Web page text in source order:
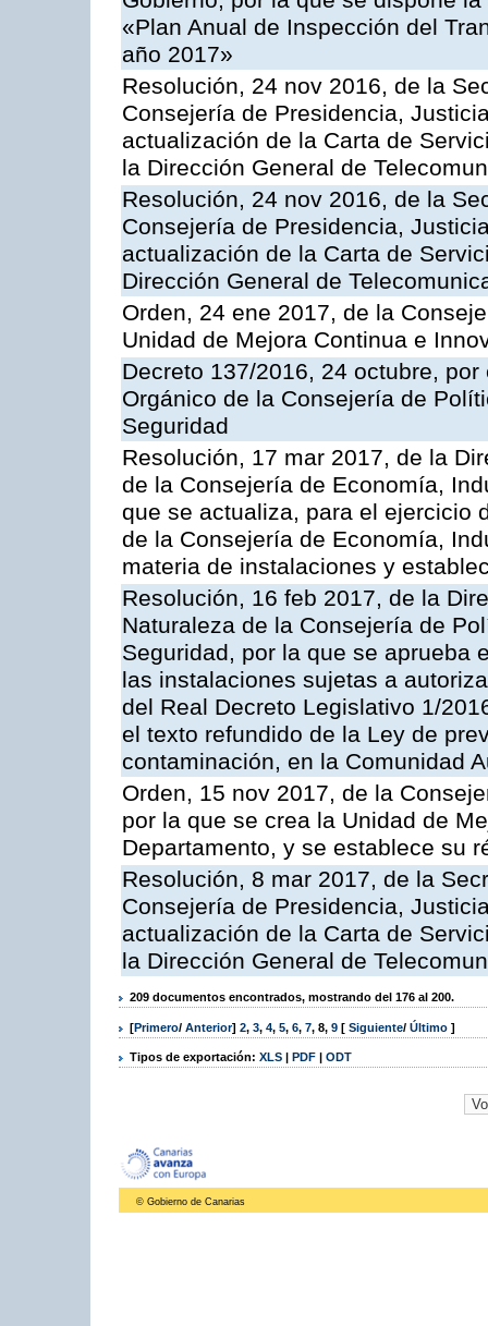
«Plan Anual de Inspección del
año 2017»
Resolución, 24 nov 2016, de la
Consejería de Presidencia,
actualización de la Carta de
la Dirección General de
Resolución, 24 nov 2016, de la
Consejería de Presidencia,
actualización de la Carta de
Dirección General de
Orden, 24 ene 2017, de la
Unidad de Mejora Continua e
Decreto 137/2016, 24 octubre,
Orgánico de la Consejería de
Seguridad
Resolución, 17 mar 2017, de la
de la Consejería de Economía,
que se actualiza, para el ejercicio
de la Consejería de Economía,
materia de instalaciones y
Resolución, 16 feb 2017, de la
Naturaleza de la Consejería de
Seguridad, por la que se aprueba
las instalaciones sujetas a
del Real Decreto Legislativo 1/
el texto refundido de la Ley de
contaminación, en la Comunidad
Orden, 15 nov 2017, de la
por la que se crea la Unidad de
Departamento, y se establece su
Resolución, 8 mar 2017, de la
Consejería de Presidencia,
actualización de la Carta de
la Dirección General de
209 documentos encontrados, mostrando del 176 al 200.
[Primero/ Anterior] 2, 3, 4, 5, 6, 7, 8, 9 [ Siguiente/ Último ]
Tipos de exportación: XLS | PDF | ODT
© Gobierno de Canarias